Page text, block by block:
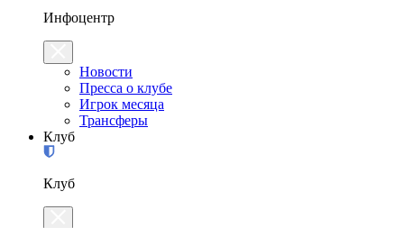
Инфоцентр
Новости
Пресса о клубе
Игрок месяца
Трансферы
Клуб
Клуб